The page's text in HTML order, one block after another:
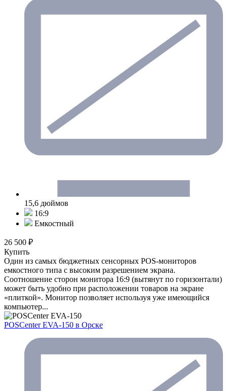
15,6 дюймов
16:9
Емкостный
26 500 ₽
Купить
Один из самых бюджетных сенсорных POS-мониторов
емкостного типа с высоким разрешением экрана.
Соотношение сторон монитора 16:9 (вытянут по горизонтали)
может быть удобно при расположении товаров на экране
«плиткой». Монитор позволяет используя уже имеющийся
компьютер...
POSCenter EVA-150 в Орске